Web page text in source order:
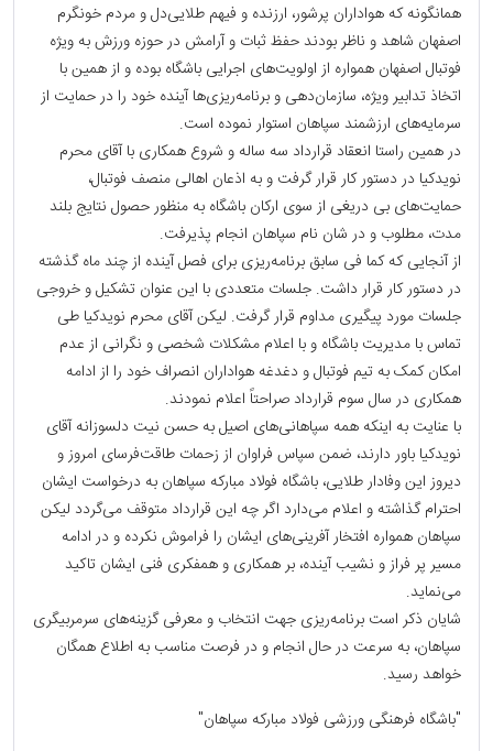
همانگونه که هواداران پرشور، ارزنده و فیهم طلایی‌دل و مردم خونگرم
اصفهان شاهد و ناظر بودند حفظ ثبات و آرامش در حوزه ورزش به ویژه
فوتبال اصفهان همواره از اولویت‌های اجرایی باشگاه بوده و از همین با
اتخاذ تدابیر ویژه، سازمان‌دهی و برنامه‌ریزی‌ها آینده خود را در حمایت از
سرمایه‌های ارزشمند سپاهان استوار نموده است.
در همین راستا انعقاد قرارداد سه ساله و شروع همکاری با آقای محرم
نویدکیا در دستور کار قرار گرفت و به اذعان اهالی منصف فوتبال،
حمایت‌های بی دریغی از سوی ارکان باشگاه به منظور حصول نتایج بلند
مدت، مطلوب و در شان نام سپاهان انجام پذیرفت.
از آنجایی که کما فی سابق برنامه‌ریزی برای فصل آینده از چند ماه گذشته
در دستور کار قرار داشت. جلسات متعددی با این عنوان تشکیل و خروجی
جلسات مورد پیگیری مداوم قرار گرفت. لیکن آقای محرم نویدکیا طی
تماس با مدیریت باشگاه و با اعلام مشکلات شخصی و نگرانی از عدم
امکان کمک به تیم فوتبال و دغدغه هواداران انصراف خود را از ادامه
همکاری در سال سوم قرارداد صراحتاً اعلام نمودند.
با عنایت به اینکه همه سپاهانی‌های اصیل به حسن نیت دلسوزانه آقای
نویدکیا باور دارند، ضمن سپاس فراوان از زحمات طاقت‌فرسای امروز و
دیروز این وفادار طلایی، باشگاه فولاد مبارکه سپاهان به درخواست ایشان
احترام گذاشته و اعلام می‌دارد اگر چه این قرارداد متوقف می‌گردد لیکن
سپاهان همواره افتخار آفرینی‌های ایشان را فراموش نکرده و در ادامه
مسیر پر فراز و نشیب آینده، بر همکاری و همفکری فنی ایشان تاکید
می‌نماید.
شایان ذکر است برنامه‌ریزی جهت انتخاب و معرفی گزینه‌های سرمربیگری
سپاهان، به سرعت در حال انجام و در فرصت مناسب به اطلاع همگان
خواهد رسید.
"باشگاه فرهنگی ورزشی فولاد مبارکه سپاهان"